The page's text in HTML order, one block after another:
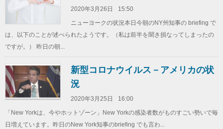
2020年3月26日
15:50
ニューヨークの状況本日今朝のNY州知事の briefing で
は、以下のことが述べられたようです。（私は前半を聞き損なってしまったの
ですが。） 昨日の朝...
新型コロナウイルス－アメリカの状
況
2020年3月25日
16:00
「New Yorkは、今やホットゾーン」New Yorkの感染者数がものすごい勢いで毎
日増えています。昨日のNew York知事のbriefing でも言わ...